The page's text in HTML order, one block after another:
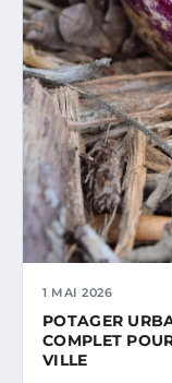
1 MAI 2026
POTAGER
COMPLET
VILLE